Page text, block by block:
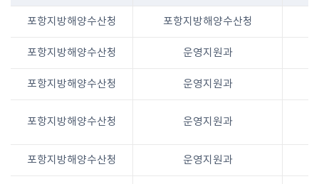
포항지방해양수산청 포항지방해양수산청
포항지방해양수산청 운영지원과
포항지방해양수산청 운영지원과
포항지방해양수산청 운영지원과
포항지방해양수산청 운영지원과